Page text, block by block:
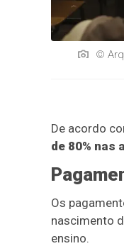
©
De acordo
de 80% nas
Os
nascimento
ensino.